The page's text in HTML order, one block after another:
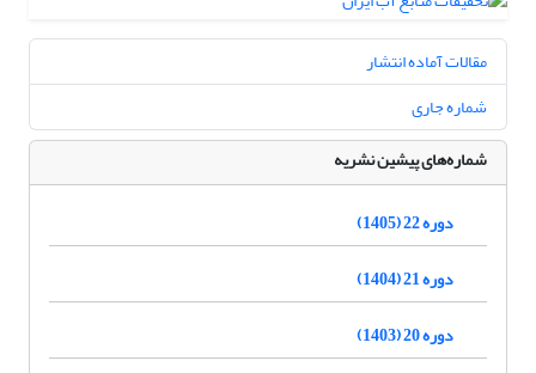
مقالات آماده انتشار
شماره جاری
شماره‌های پیشین نشریه
دوره 22 (1405)
دوره 21 (1404)
دوره 20 (1403)